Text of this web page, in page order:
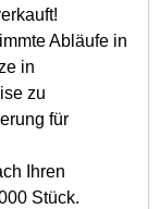
Abläufe in
in
zu
für
Ihren
Stück.